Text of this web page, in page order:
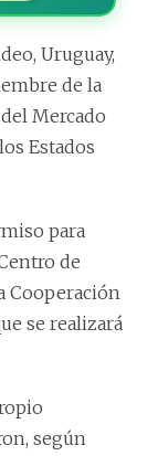
Uruguay,
de la
Mercado
Estados
para
de
Cooperación
se realizará
según